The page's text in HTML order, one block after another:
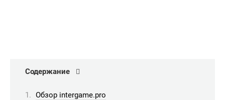
Содержание
Обзор intergame.pro